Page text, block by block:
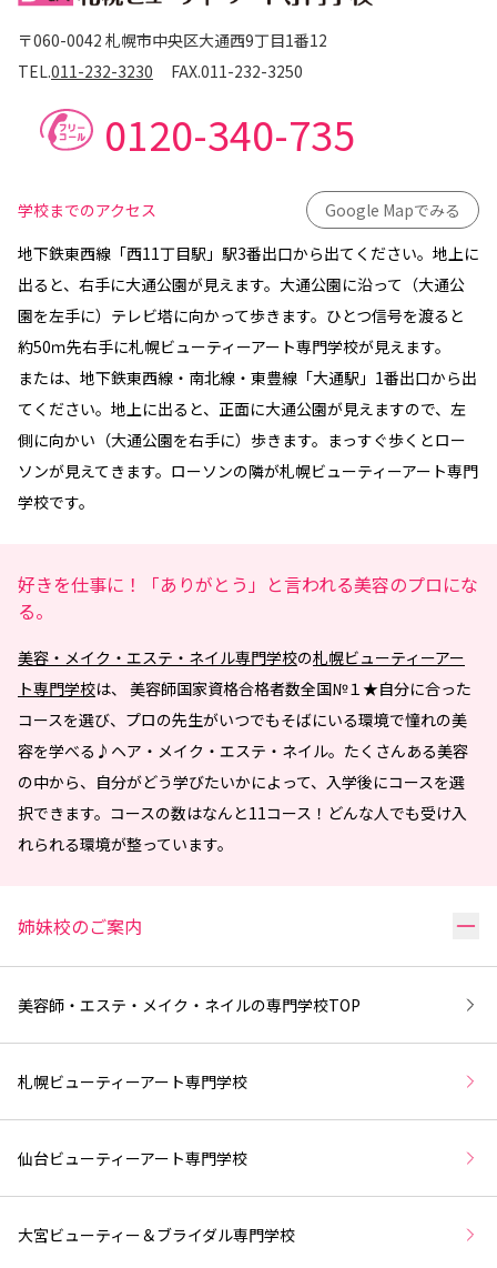
〒060-0042 札幌市中央区大通西9丁目1番12
TEL.011-232-3230 FAX.011-232-3250
0120-340-735
学校までのアクセス
Google Mapでみる
地下鉄東西線「西11丁目駅」駅3番出口から出てください。地上に
出ると、右手に大通公園が見えます。大通公園に沿って（大通公
園を左手に）テレビ塔に向かって歩きます。ひとつ信号を渡ると
約50ｍ先右手に札幌ビューティーアート専門学校が見えます。
または、地下鉄東西線・南北線・東豊線「大通駅」1番出口から出
てください。地上に出ると、正面に大通公園が見えますので、左
側に向かい（大通公園を右手に）歩きます。まっすぐ歩くとロー
ソンが見えてきます。ローソンの隣が札幌ビューティーアート専門
学校です。
好きを仕事に！「ありがとう」と言われる美容のプロにな
る。
美容・メイク・エステ・ネイル専門学校の札幌ビューティーアー
ト専門学校は、 美容師国家資格合格者数全国№１★自分に合った
コースを選び、プロの先生がいつでもそばにいる環境で憧れの美
容を学べる♪ヘア・メイク・エステ・ネイル。たくさんある美容
の中から、自分がどう学びたいかによって、入学後にコースを選
択できます。コースの数はなんと11コース！どんな人でも受け入
れられる環境が整っています。
姉妹校のご案内 リ
美容師・エステ・メイク・ネイルの専門学校TOP
札幌ビューティーアート専門学校
仙台ビューティーアート専門学校
大宮ビューティー＆ブライダル専門学校